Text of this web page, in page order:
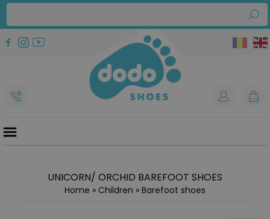
UNICORN/ ORCHID BAREFOOT SHOES
Home » Children » Barefoot shoes